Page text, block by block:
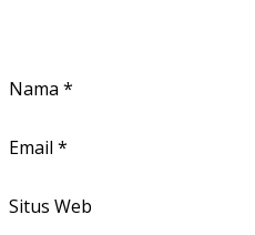
Nama *
Email *
Situs Web